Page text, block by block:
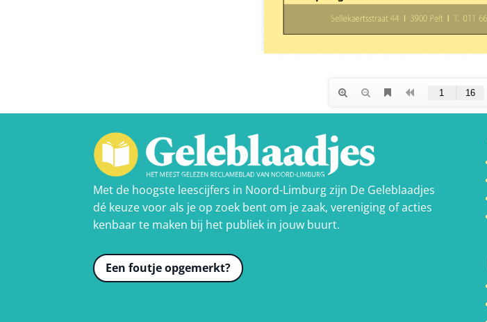
Met de hoogste leescijfers in Noord-Limburg zijn De Geleblaadjes
dé keuze voor als je op zoek bent om je zaak, vereniging of acties
kenbaar te maken bij het publiek in jouw buurt.
Een foutje opgemerkt?